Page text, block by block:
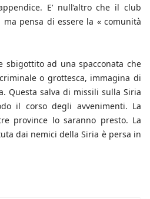
E’ null’altro che il club
ma pensa di essere la « comunità
sbigottito ad una spacconata che
o grottesca, immagina di
Questa salva di missili sulla Siria
il corso degli avvenimenti. La
province lo saranno presto. La
dai nemici della Siria è persa in